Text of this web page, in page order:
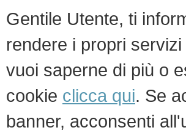
Gentile Utente, ti
rendere i propri
vuoi saperne di più o
cookie clicca qui. Se
banner, acconsenti
Artisti